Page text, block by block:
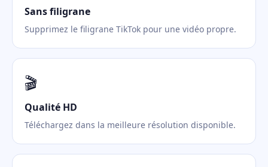
Sans filigrane
Supprimez le filigrane TikTok pour une vidéo propre.
🎬
Qualité HD
Téléchargez dans la meilleure résolution disponible.